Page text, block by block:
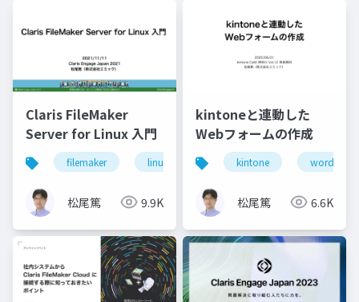
Claris FileMaker
Server for Linux 入門
filemaker linux server
松尾篤 9.9K
kintoneと連動した
Webフォームの作成
kintone wordpress
松尾篤 6.6K